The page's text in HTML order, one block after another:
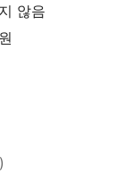
않음